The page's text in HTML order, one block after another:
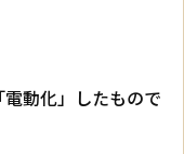
動化」したもので